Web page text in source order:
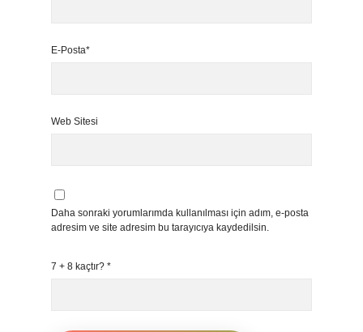
E-Posta*
Web Sitesi
Daha sonraki yorumlarımda kullanılması için adım, e-posta
adresim ve site adresim bu tarayıcıya kaydedilsin.
7 + 8 kaçtır? *